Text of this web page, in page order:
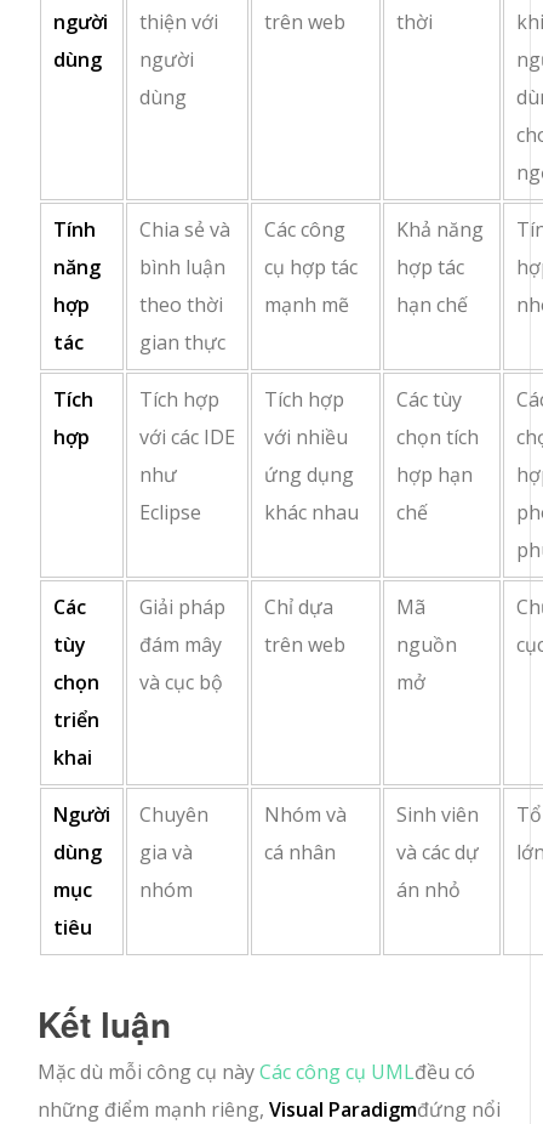
người
dùng
thiện với
người
dùng
trên web
thời
Tính
năng
hợp
tác
Chia sẻ và
bình luận
theo thời
gian thực
Các công
cụ hợp tác
mạnh mẽ
Khả năng
hợp tác
hạn chế
Tích
hợp
Tích hợp
với các IDE
như
Eclipse
Tích hợp
với nhiều
ứng dụng
khác nhau
Các tùy
chọn tích
hợp hạn
chế
Các
tùy
chọn
triển
khai
Giải pháp
đám mây
và cục bộ
Chỉ dựa
trên web
Mã
nguồn
mở
Người
dùng
mục
tiêu
Chuyên
gia và
nhóm
Nhóm và
cá nhân
Sinh viên
và các dự
án nhỏ
Kết luận
Mặc dù mỗi công cụ nàyCác công cụ UMLđều có
những điểm mạnh riêng,Visual Paradigmđứng nổi